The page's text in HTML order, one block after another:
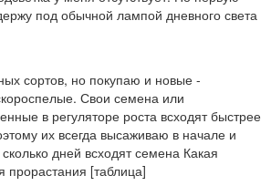
под обычной лампой дневного света
сортов, но покупаю и новые -
Свои семена или
в регуляторе роста всходят быстрее
их всегда высаживаю в начале и
дней всходят семена Какая
прорастания [таблица]